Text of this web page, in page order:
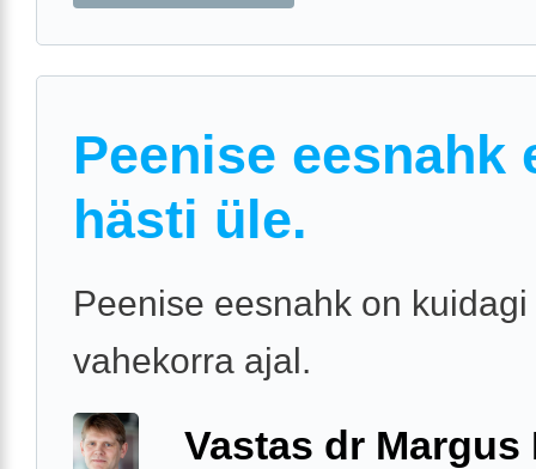
Peenise eesnahk
hästi üle.
Peenise eesnahk on
vahekorra ajal.
Vastas dr Margus